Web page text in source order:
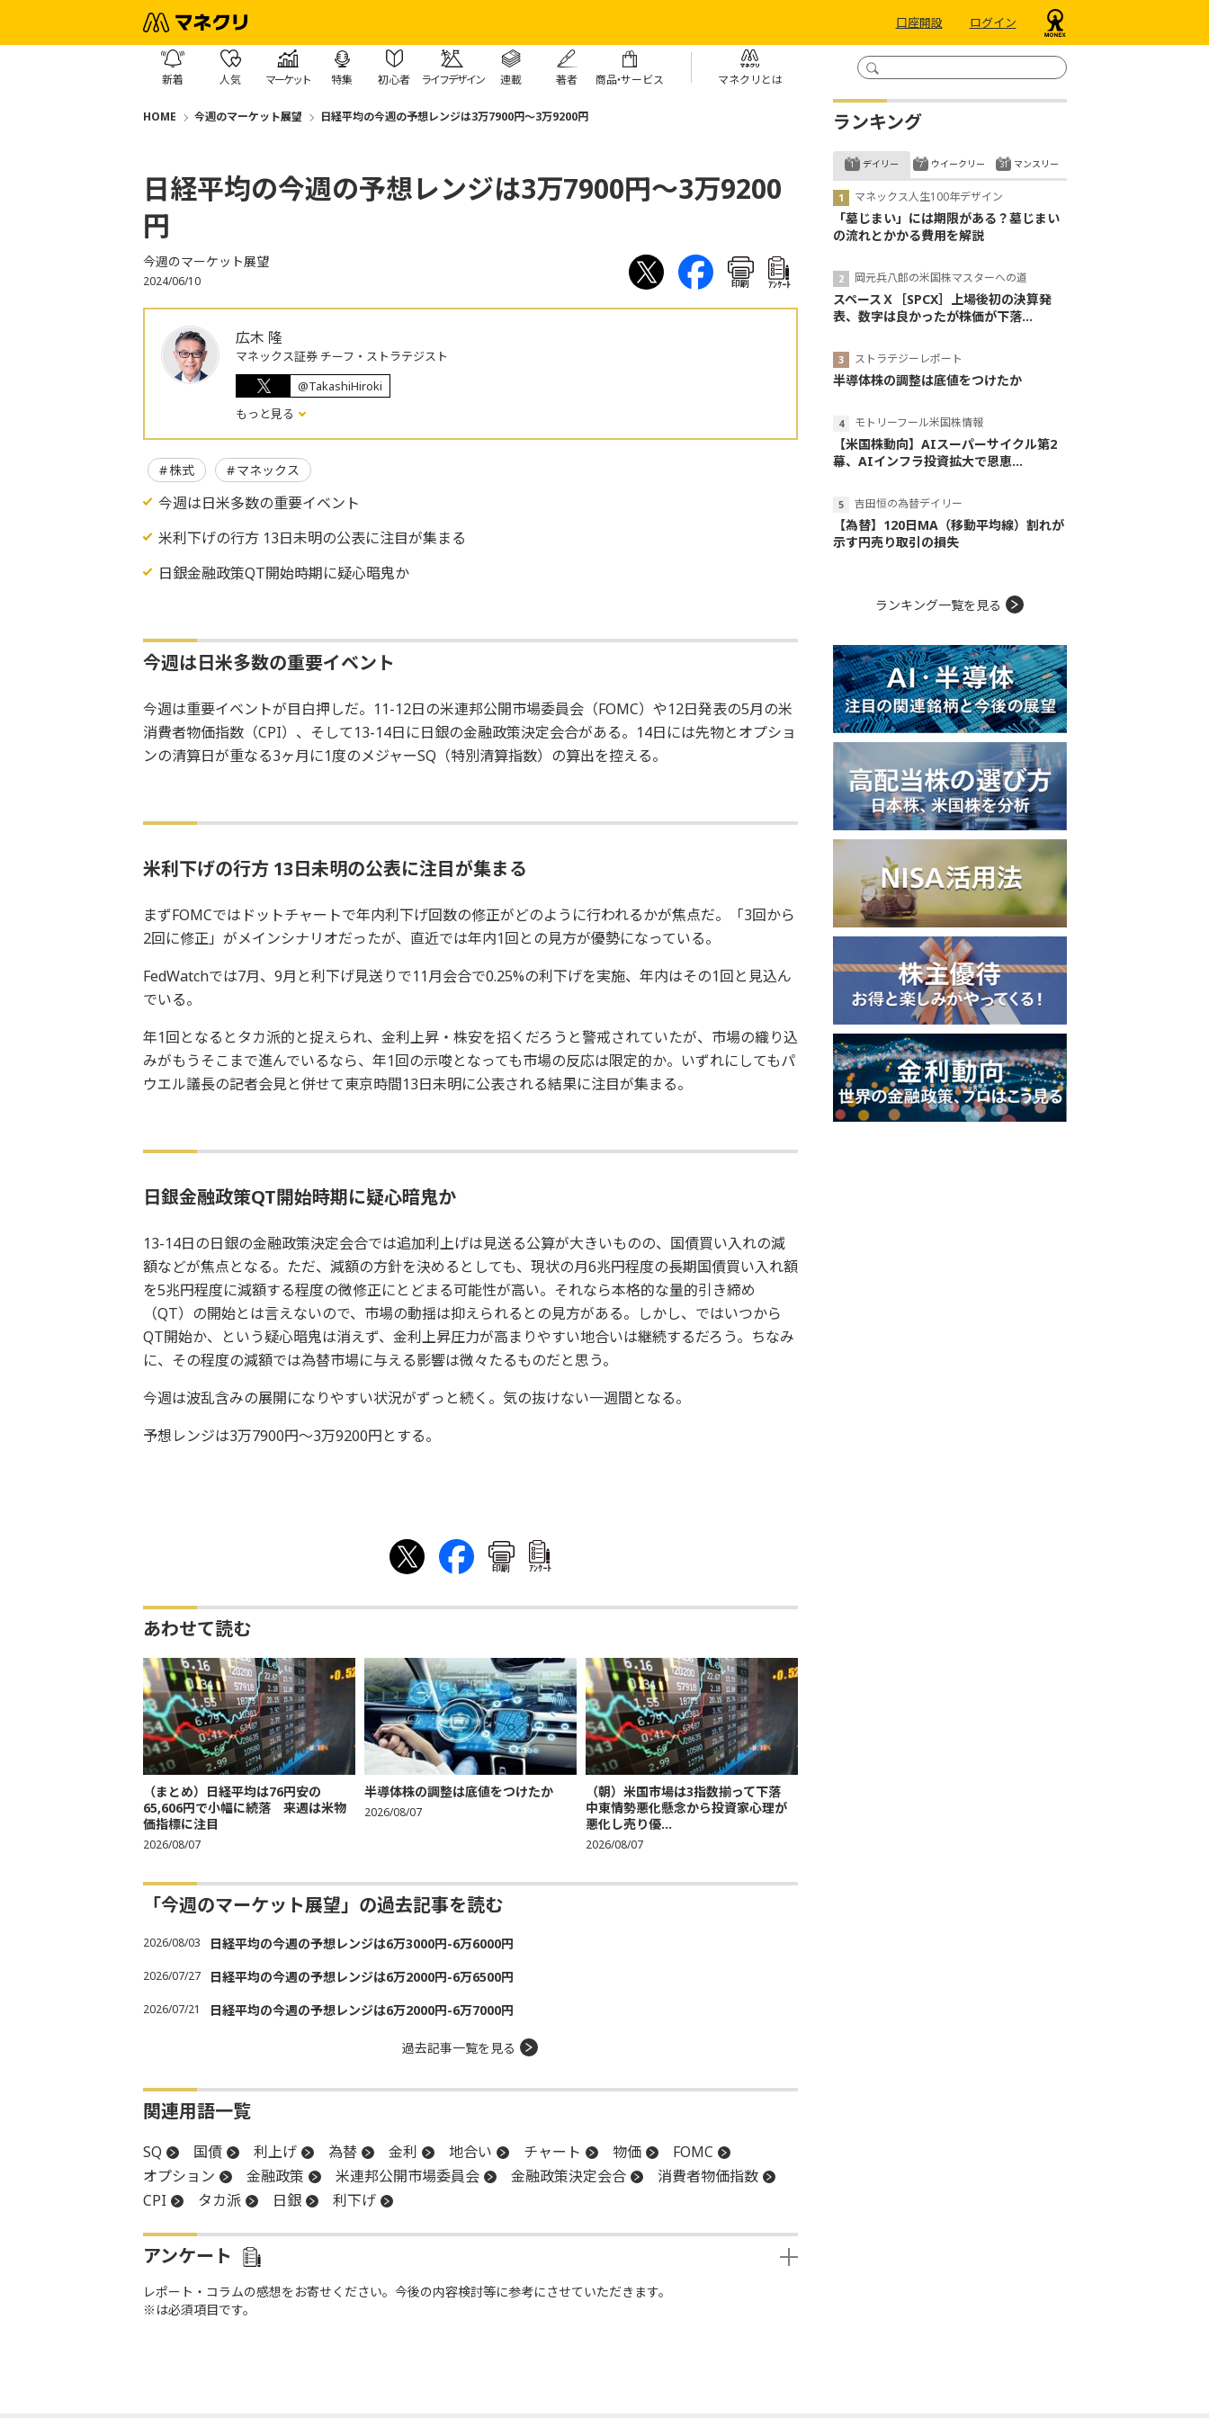
口座開設 ログイン
新着 人気 マーケット 特集 初心者 ライフデザイン 連載 著者 商品・サービス マネクリとは
HOME 今週のマーケット展望 日経平均の今週の予想レンジは3万7900円～3万9200円
日経平均の今週の予想レンジは3万7900円～3万9200
円
今週のマーケット展望
2024/06/10 印刷 ｱﾝｹｰﾄ
広木 隆
マネックス証券 チーフ・ストラテジスト
@TakashiHiroki
もっと見る
株式 マネックス
今週は日米多数の重要イベント
米利下げの行方 13日未明の公表に注目が集まる
日銀金融政策QT開始時期に疑心暗鬼か
今週は日米多数の重要イベント
今週は重要イベントが目白押しだ。11-12日の米連邦公開市場委員会（FOMC）や12日発表の5月の米
消費者物価指数（CPI）、そして13-14日に日銀の金融政策決定会合がある。14日には先物とオプショ
ンの清算日が重なる3ヶ月に1度のメジャーSQ（特別清算指数）の算出を控える。
米利下げの行方 13日未明の公表に注目が集まる
まずFOMCではドットチャートで年内利下げ回数の修正がどのように行われるかが焦点だ。「3回から
2回に修正」がメインシナリオだったが、直近では年内1回との見方が優勢になっている。
FedWatchでは7月、9月と利下げ見送りで11月会合で0.25%の利下げを実施、年内はその1回と見込ん
でいる。
年1回となるとタカ派的と捉えられ、金利上昇・株安を招くだろうと警戒されていたが、市場の織り込
みがもうそこまで進んでいるなら、年1回の示唆となっても市場の反応は限定的か。いずれにしてもパ
ウエル議長の記者会見と併せて東京時間13日未明に公表される結果に注目が集まる。
日銀金融政策QT開始時期に疑心暗鬼か
13-14日の日銀の金融政策決定会合では追加利上げは見送る公算が大きいものの、国債買い入れの減
額などが焦点となる。ただ、減額の方針を決めるとしても、現状の月6兆円程度の長期国債買い入れ額
を5兆円程度に減額する程度の微修正にとどまる可能性が高い。それなら本格的な量的引き締め
（QT）の開始とは言えないので、市場の動揺は抑えられるとの見方がある。しかし、ではいつから
QT開始か、という疑心暗鬼は消えず、金利上昇圧力が高まりやすい地合いは継続するだろう。ちなみ
に、その程度の減額では為替市場に与える影響は微々たるものだと思う。
今週は波乱含みの展開になりやすい状況がずっと続く。気の抜けない一週間となる。
予想レンジは3万7900円～3万9200円とする。
印刷 ｱﾝｹｰﾄ
あわせて読む
（まとめ）日経平均は76円安の
65,606円で小幅に続落 来週は米物
価指標に注目
2026/08/07
半導体株の調整は底値をつけたか
2026/08/07
（朝）米国市場は3指数揃って下落
中東情勢悪化懸念から投資家心理が
悪化し売り優...
2026/08/07
「今週のマーケット展望」の過去記事を読む
2026/08/03 日経平均の今週の予想レンジは6万3000円-6万6000円
2026/07/27 日経平均の今週の予想レンジは6万2000円-6万6500円
2026/07/21 日経平均の今週の予想レンジは6万2000円-6万7000円
過去記事一覧を見る
関連用語一覧
SQ 国債 利上げ 為替 金利 地合い チャート 物価
FOMC
オプション
金融政策 米連邦公開市場委員会 金融政策決定会合
消費者物価指数
CPI
タカ派 日銀 利下げ
アンケート
レポート・コラムの感想をお寄せください。今後の内容検討等に参考にさせていただきます。
※は必須項目です。
ランキング
デイリー
マネックス人生100年デザイン
「墓じまい」には期限がある？墓じまい
の流れとかかる費用を解説
岡元兵八郎の米国株マスターへの道
スペースＸ［SPCX］上場後初の決算発
表、数字は良かったが株価が下落...
ストラテジーレポート
半導体株の調整は底値をつけたか
モトリーフール米国株情報
【米国株動向】AIスーパーサイクル第2
幕、AIインフラ投資拡大で恩恵...
吉田恒の為替デイリー
【為替】120日MA（移動平均線）割れが
示す円売り取引の損失
ウイークリー マンスリー
ランキング一覧を見る